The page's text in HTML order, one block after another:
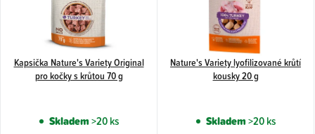
uKapsička Nature's Variety Original
pro kočky s krůtou 70 g
Skladem>20 ks
Nature's Variety lyofilizované krůtí
kousky 20 g
Skladem>20 ks